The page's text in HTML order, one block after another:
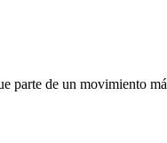
parte de un movimiento